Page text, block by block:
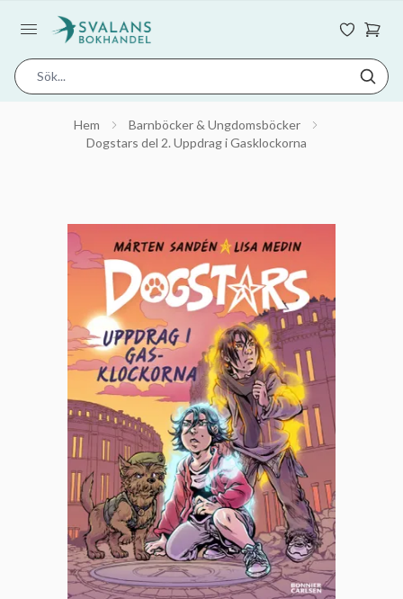
Hem
Barnböcker & Ungdomsböcker
Dogstars del 2. Uppdrag i Gasklockorna